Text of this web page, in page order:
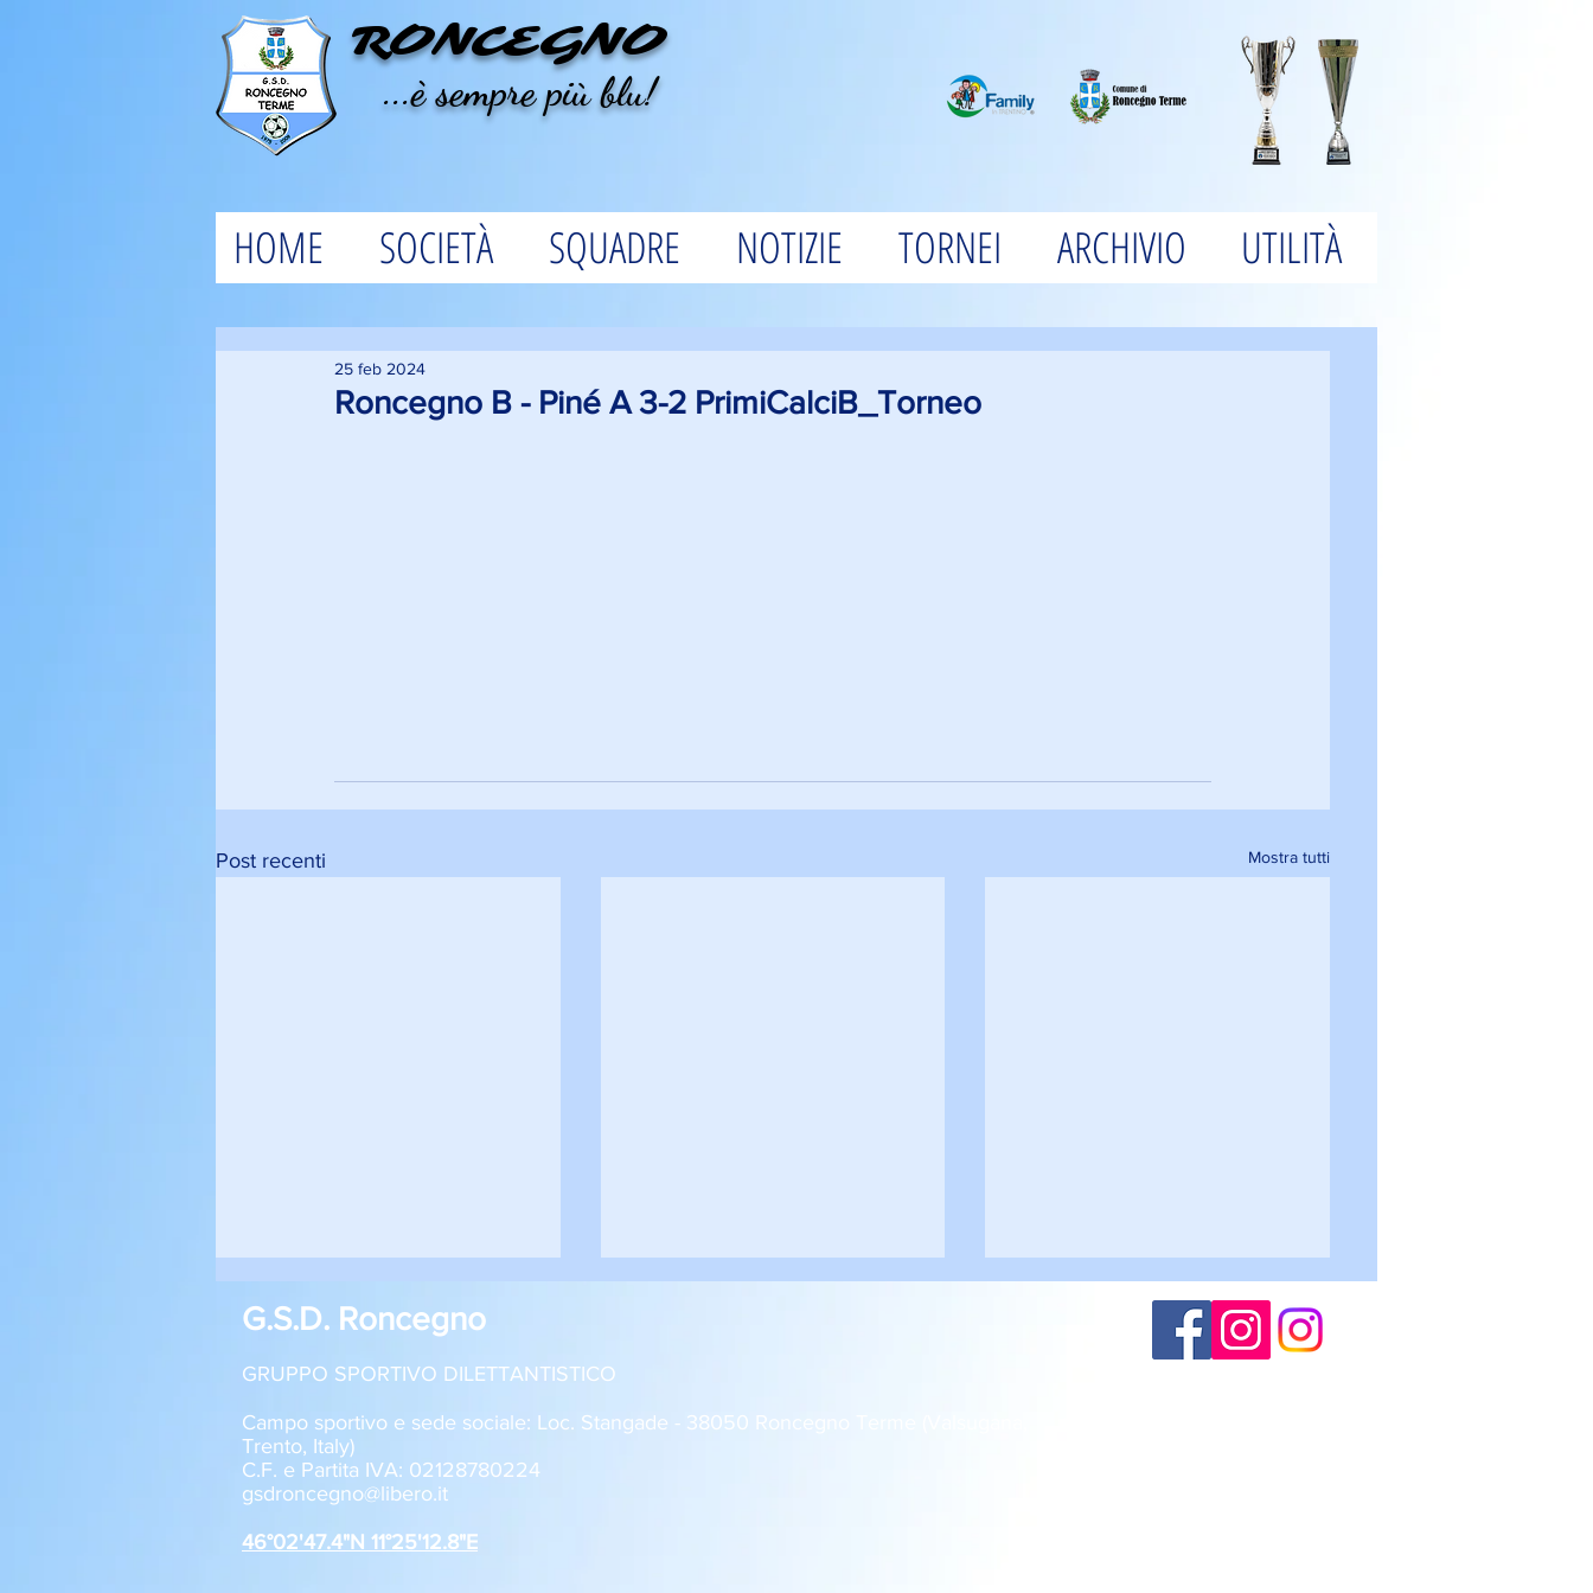
RONCEGNO
...è sempre più blu!
HOME SOCIETÀ SQUADRE NOTIZIE TORNEI ARCHIVIO UTILITÀ
Roncegno B - Piné A 3-2 PrimiCalciB_Torneo
25 feb 2024
Post recenti Mostra tutti
Roncegno - Aquila Trento 1-2
Allievi U17
G.S.D. Roncegno
GRUPPO SPORTIVO DILETTANTISTICO
Campo sportivo e sede sociale: Loc. Stangade - 38050 Roncegno Terme (Valsugana,
Trento, Italy)
C.F. e Partita IVA: 02128780224
gsdroncegno@libero.it
46°02'47.4"N 11°25'12.8"E